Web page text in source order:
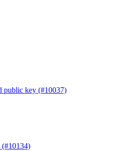
public key (#10037)
(#10134)